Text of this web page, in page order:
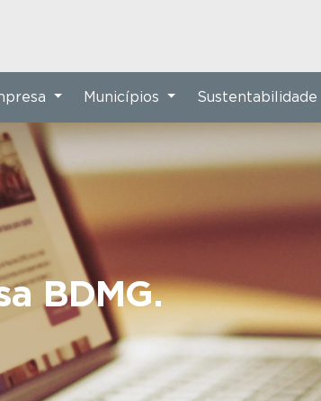
BDMG.
Municípios Sustentabilidade